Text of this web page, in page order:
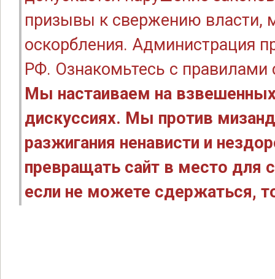
призывы к свержению власти,
оскорбления. Администрация
РФ. Ознакомьтесь с правилами
Мы настаиваем на
дискуссиях. Мы против
разжигания ненависти и
превращать сайт в место для
если не можете сдержаться,